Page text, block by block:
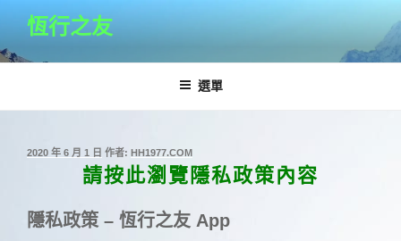
主
恆行之友
選單
發
2020 年 6 月 1 日 作者: HH1977.COM
請按此瀏覽隱私政策內容
隱私政策 – 恆行之友 App